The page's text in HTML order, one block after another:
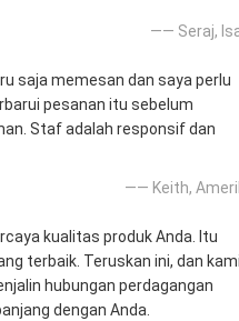
—— Seraj,
saja memesan dan saya perlu
pesanan itu sebelum
Staf adalah responsif dan
—— Keith,
kualitas produk Anda. Itu
terbaik. Teruskan ini, dan kami
hubungan perdagangan
dengan Anda.